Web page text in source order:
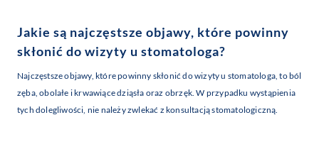
Jakie są najczęstsze objawy, które powinny
skłonić do wizyty u stomatologa?
Najczęstsze objawy, które powinny skłonić do wizyty u stomatologa, to ból
zęba, obolałe i krwawiące dziąsła oraz obrzęk. W przypadku wystąpienia
tych dolegliwości, nie należy zwlekać z konsultacją stomatologiczną.